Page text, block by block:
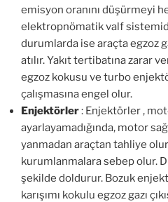
emisyon oranını düşürmeyi
elektropnömatik valf
durumlarda ise araçta egzoz
atılır. Yakıt tertibatına zarar
egzoz kokusu ve turbo
çalışmasına engel olur.
Enjektörler: Enjektörler ,
ayarlayamadığında, motor
yanmadan araçtan tahliye
kurumlanmalara sebep olur.
şekilde doldurur. Bozuk
karışımı kokulu egzoz gazı